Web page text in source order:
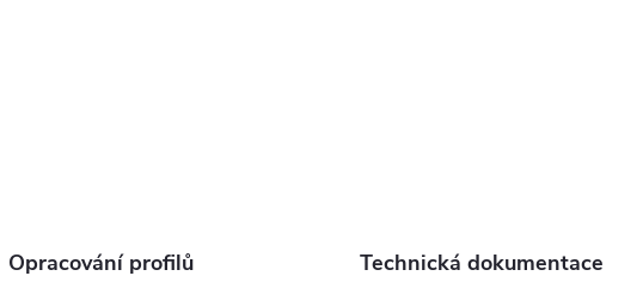
Opracování profilů Technická dokumentace